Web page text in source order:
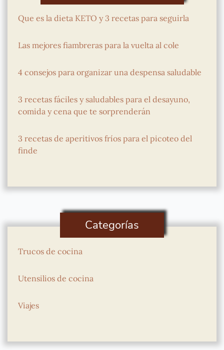
Que es la dieta KETO y 3 recetas para seguirla
Las mejores fiambreras para la vuelta al cole
4 consejos para organizar una despensa saludable
3 recetas fáciles y saludables para el desayuno,
comida y cena que te sorprenderán
3 recetas de aperitivos fríos para el picoteo del
finde
Categorías
Trucos de cocina
Utensilios de cocina
Viajes